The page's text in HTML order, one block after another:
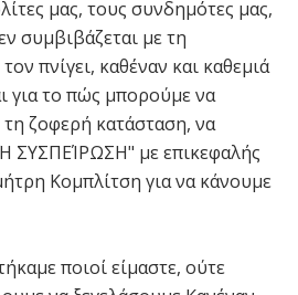
μας, τους συνδημότες μας,
συμβιβάζεται με τη
πνίγει, καθέναν και καθεμιά
για το πώς μπορούμε να
ζοφερή κατάσταση, να
ΣΥΣΠΕΊΡΩΣΗ" με επικεφαλής
Κομπλίτση για να κάνουμε
ποιοί είμαστε, ούτε